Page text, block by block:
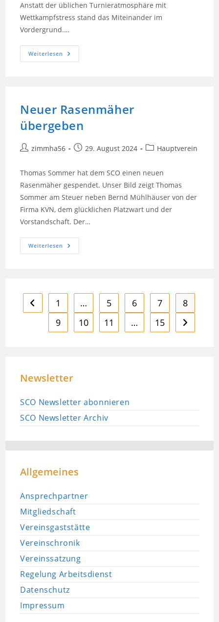
Anstatt der üblichen Turnieratmosphäre mit
Wettkampfstress stand das Miteinander im
Vordergrund.…
Weiterlesen Entspannter
Saisonabschluss
Neuer Rasenmäher
übergeben
Beitrags-
zimmha56
Beitrag29. August 2024
Beitrags-
Hauptverein
Thomas Sommer hat dem SCO einen neuen
Rasenmäher gespendet. Unser Bild zeigt Thomas
Sommer am Steuer neben Bernd Mühlhäuser von der
Firma KVN, dem glücklichen Platzwart und der
Vorstandschaft. Der…
Weiterlesen Neuer
Rasenmäher
Zur vorherigen Seite
1 … 5 6 7
8
9
10 11 … 15 Zur
Newsletter
SCO Newsletter abonnieren
SCO Newsletter Archiv
Allgemeines
Ansprechpartner
Mitgliedschaft
Vereinsgaststätte
Vereinschronik
Vereinssatzung
Regelung Arbeitsdienst
Datenschutz
Impressum